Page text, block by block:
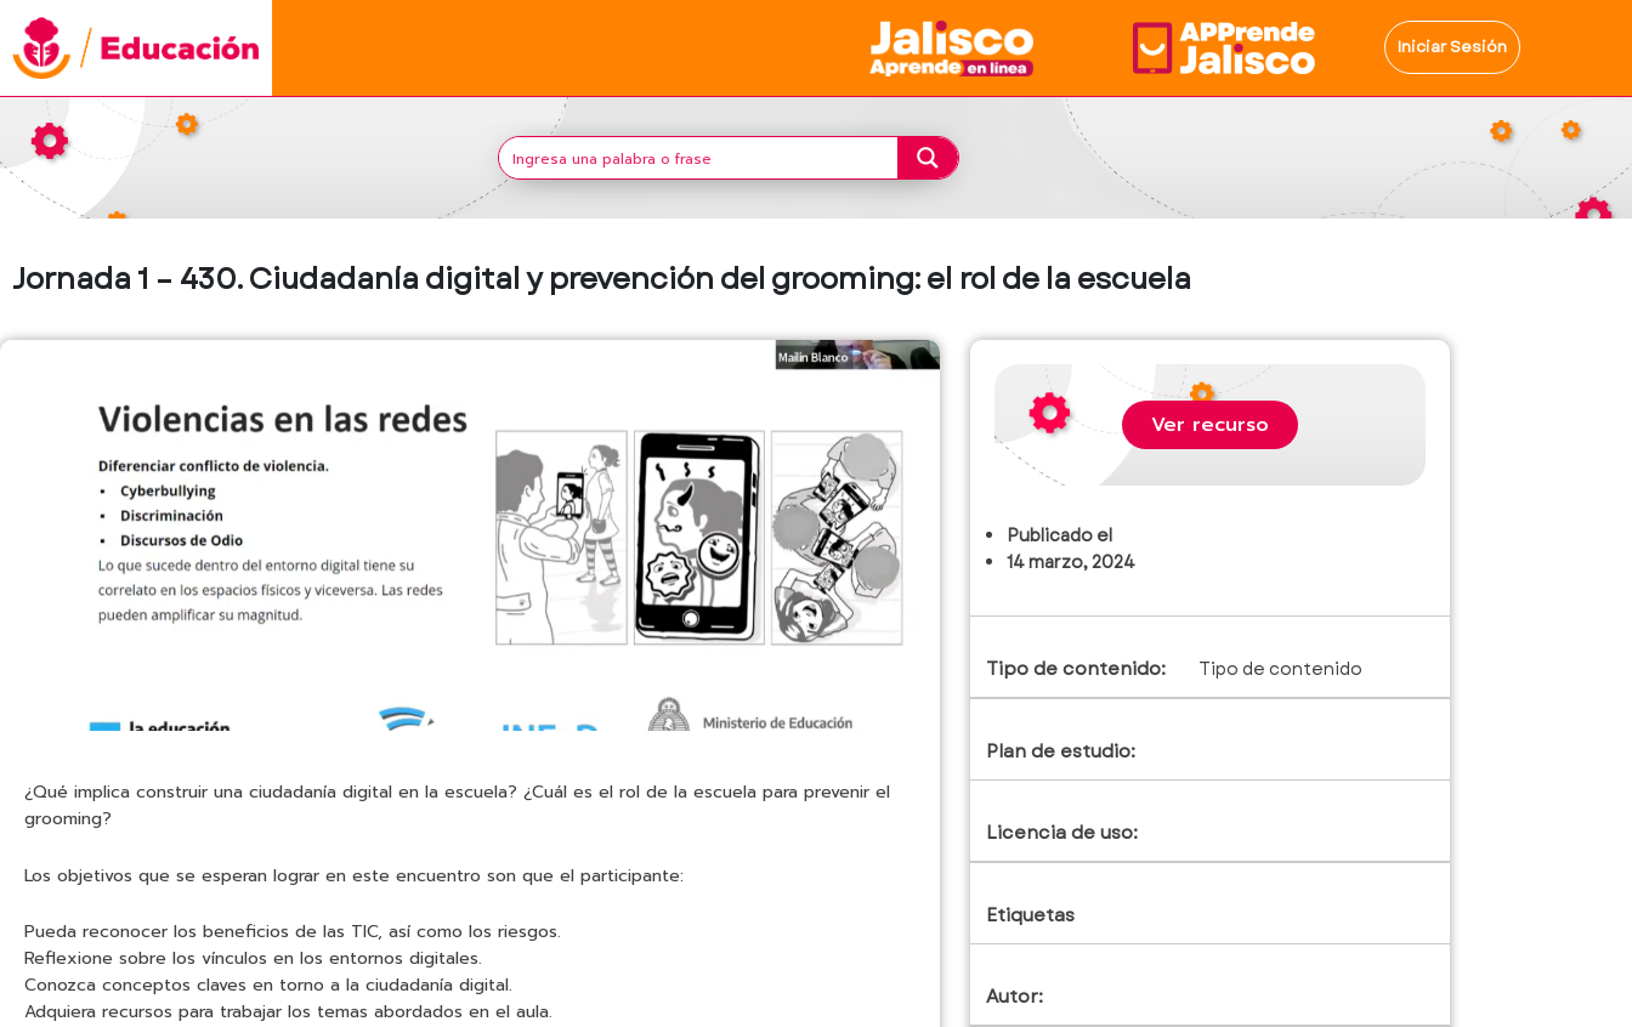
Iniciar Sesión
Jornada 1 – 430. Ciudadanía digital y prevención del grooming: el rol de la escuela
¿Qué implica construir una ciudadanía digital en la escuela? ¿Cuál es el rol de la escuela para prevenir el
grooming?
Los objetivos que se esperan lograr en este encuentro son que el participante:
Pueda reconocer los beneficios de las TIC, así como los riesgos.
Reflexione sobre los vínculos en los entornos digitales.
Conozca conceptos claves en torno a la ciudadanía digital.
Adquiera recursos para trabajar los temas abordados en el aula.
Ver recurso
Publicado el
14 marzo, 2024
Tipo de contenido: Tipo de contenido
Plan de estudio:
Licencia de uso:
Etiquetas
Autor: